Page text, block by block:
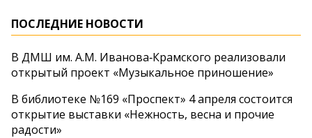
ПОСЛЕДНИЕ НОВОСТИ
В ДМШ им. А.М. Иванова‑Крамского реализовали
открытый проект «Музыкальное приношение»
В библиотеке №169 «Проспект» 4 апреля состоится
открытие выставки «Нежность, весна и прочие
радости»